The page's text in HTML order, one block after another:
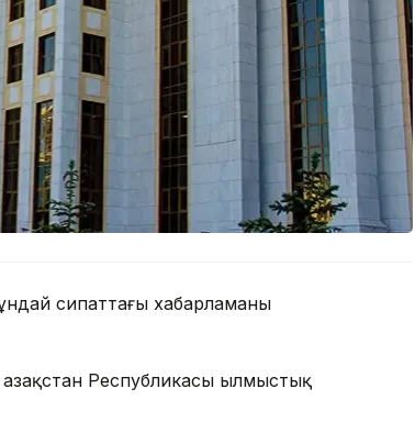
сипаттағы хабарламаны
Республикасы Қылмыстық